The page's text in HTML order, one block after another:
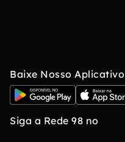
Baixe Nosso Aplicativo
Siga a Rede 98 no